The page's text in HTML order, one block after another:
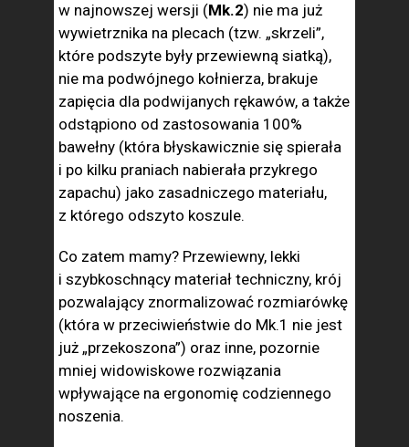
w najnowszej wersji (Mk.2) nie ma już
wywietrznika na plecach (tzw. „skrzeli”,
które podszyte były przewiewną siatką),
nie ma podwójnego kołnierza, brakuje
zapięcia dla podwijanych rękawów, a także
odstąpiono od zastosowania 100%
bawełny (która błyskawicznie się spierała
i po kilku praniach nabierała przykrego
zapachu) jako zasadniczego materiału,
z którego odszyto koszule.
Co zatem mamy? Przewiewny, lekki
i szybkoschnący materiał techniczny, krój
pozwalający znormalizować rozmiarówkę
(która w przeciwieństwie do Mk.1 nie jest
już „przekoszona”) oraz inne, pozornie
mniej widowiskowe rozwiązania
wpływające na ergonomię codziennego
noszenia.